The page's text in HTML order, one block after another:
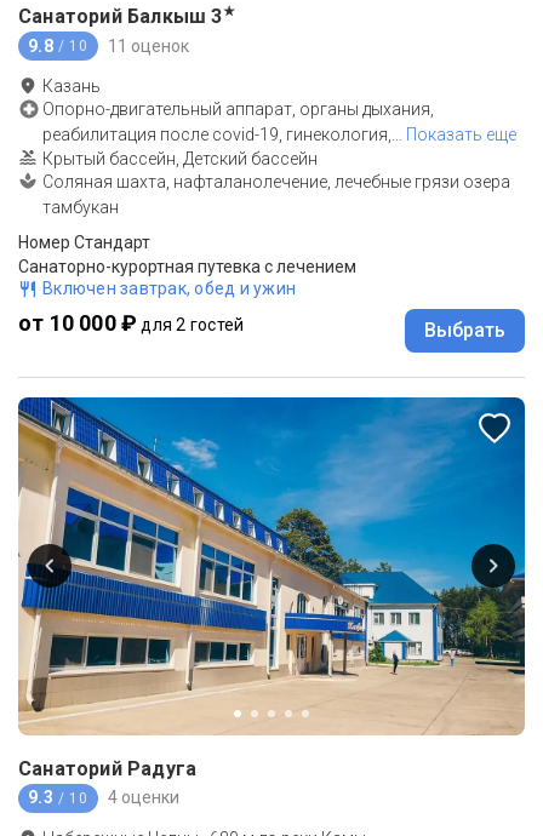
Санаторий Балкыш 3★
9.8 / 10 11 оценок
Казань
Опорно-двигательный аппарат, органы дыхания,
реабилитация после covid-19, гинекология,
Показать еще
Крытый бассейн, Детский бассейн
Соляная шахта, нафталанолечение, лечебные грязи озера
тамбукан
Номер Стандарт
Санаторно-курортная путевка с лечением
Включен завтрак, обед и ужин
от 10 000 ₽ для 2 гостей Выбрать
Санаторий Радуга
9.3 / 10 4 оценки